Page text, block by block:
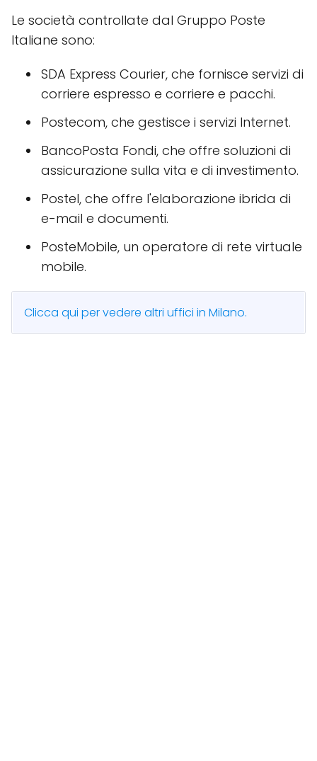
Le società controllate dal Gruppo Poste
Italiane sono:
SDA Express Courier, che fornisce servizi di
corriere espresso e corriere e pacchi.
Postecom, che gestisce i servizi Internet.
BancoPosta Fondi, che offre soluzioni di
assicurazione sulla vita e di investimento.
Postel, che offre l'elaborazione ibrida di
e-mail e documenti.
PosteMobile, un operatore di rete virtuale
mobile.
Clicca qui per vedere altri uffici in Milano.